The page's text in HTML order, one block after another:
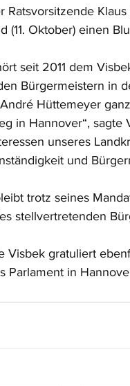
Ratsvorsitzende
(11. Oktober) einen
seit 2011 dem
Bürgermeistern in
Hüttemeyer
in Hannover“,
unseres
und
trotz seines
stellvertretenden
Visbek gratuliert
Parlament in